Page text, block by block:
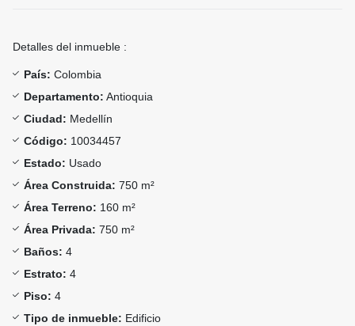
Detalles del inmueble :
País: Colombia
Departamento: Antioquia
Ciudad: Medellín
Código: 10034457
Estado: Usado
Área Construida: 750 m²
Área Terreno: 160 m²
Área Privada: 750 m²
Baños: 4
Estrato: 4
Piso: 4
Tipo de inmueble: Edificio